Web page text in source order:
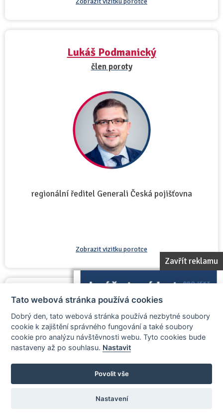
Zavřít reklamu
Lukáš Podmanický
člen poroty
regionální ředitel Generali Česká pojišťovna
Zobrazit vizitku porotce
Ray Prosek
člen poroty
Tato webová stránka používá cookies
Dobrý den, tato webová stránka používá nezbytné soubory
cookie k zajištění správného fungování a také soubory
cookie pro analýzu návštěvnosti webu. Tyto cookies bude
nastaveny až po souhlasu. Nastavit
Povolit vše
Nastavení